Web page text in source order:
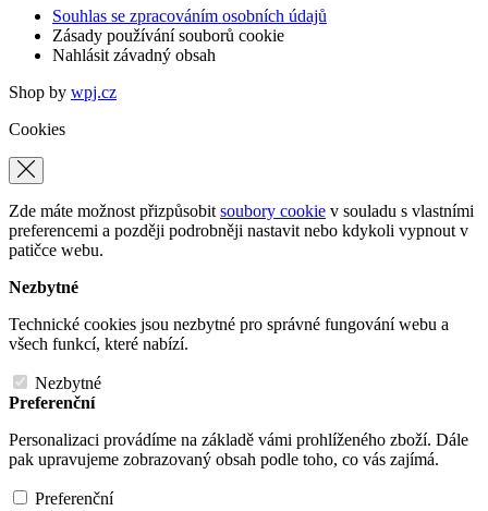
Souhlas se zpracováním osobních údajů
Zásady používání souborů cookie
Nahlásit závadný obsah
Shop by wpj.cz
Cookies
Zde máte možnost přizpůsobit soubory cookie v souladu s vlastními
preferencemi a později podrobněji nastavit nebo kdykoli vypnout v
patičce webu.
Nezbytné
Technické cookies jsou nezbytné pro správné fungování webu a
všech funkcí, které nabízí.
Nezbytné
Preferenční
Personalizaci provádíme na základě vámi prohlíženého zboží. Dále
pak upravujeme zobrazovaný obsah podle toho, co vás zajímá.
Preferenční